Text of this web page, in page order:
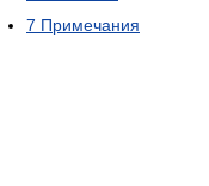
7 Примечания